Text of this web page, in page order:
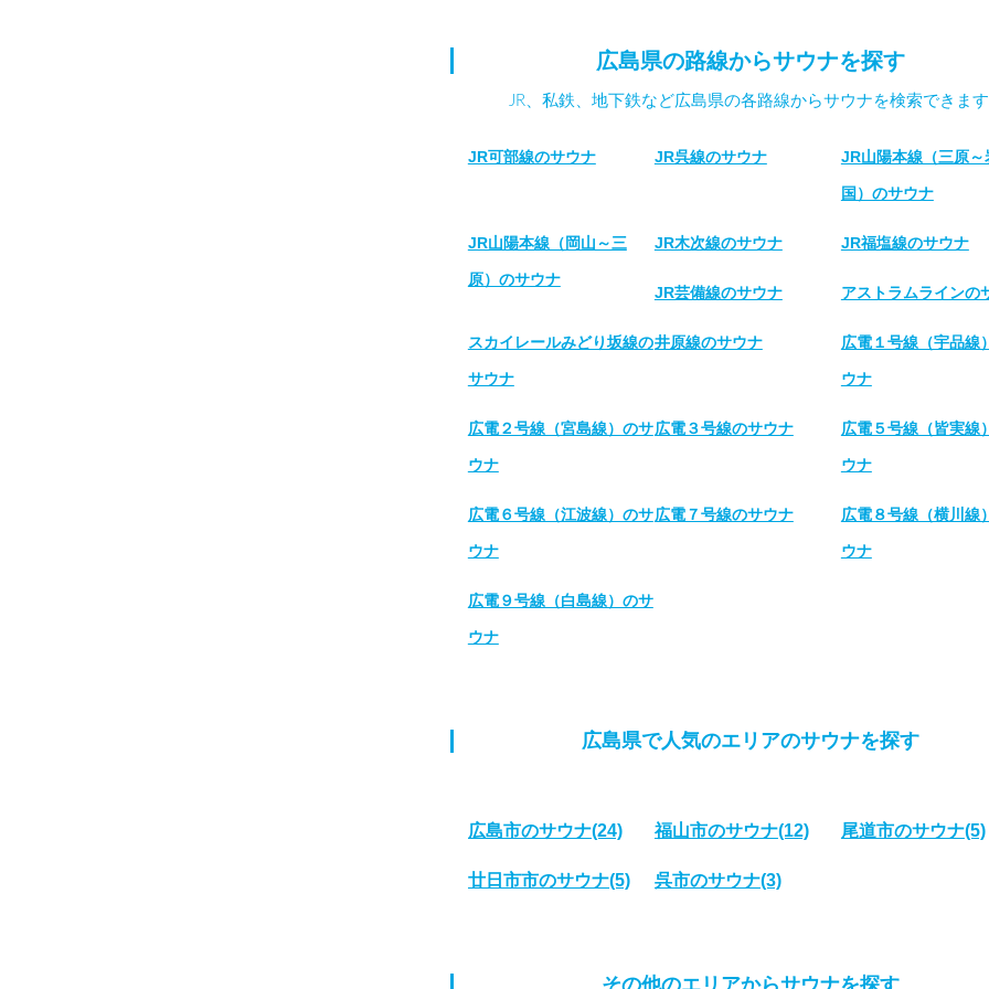
広島県の路線からサウナを探す
JR、私鉄、地下鉄など広島県の各路線からサウナを検索できます
JR可部線のサウナ JR呉線のサウナ JR山陽本線（三原～
国）のサウナ
JR山陽本線（岡山～三
原）のサウナ
JR木次線のサウナ JR福塩線のサウナ
JR芸備線のサウナ アストラムラインの
スカイレールみどり坂線の
サウナ
井原線のサウナ 広電１号線（宇品線
ウナ
広電２号線（宮島線）のサ
ウナ
広電３号線のサウナ 広電５号線（皆実線
ウナ
広電６号線（江波線）のサ
ウナ
広電７号線のサウナ 広電８号線（横川線
ウナ
広電９号線（白島線）のサ
ウナ
広島県で人気のエリアのサウナを探す
広島市のサウナ(24) 福山市のサウナ(12) 尾道市のサウナ(5)
廿日市市のサウナ(5) 呉市のサウナ(3)
その他のエリアからサウナを探す